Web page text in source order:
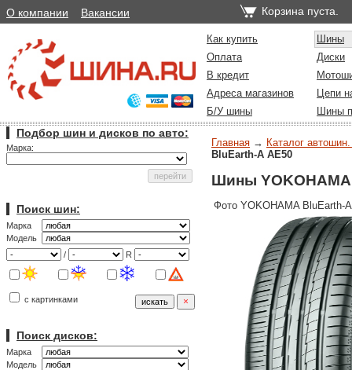
О компании Вакансии Корзина пуста.
Как купить
Шины
Оплата
Диски
В кредит
Адреса магазинов
Цепи
Б/У шины
Шины
Подбор шин и дисков по авто:
Марка:
Поиск шин:
Марка
Модель
/
R
с картинками
Поиск дисков:
Марка
Модель
Главная → Каталог
BluEarth-A AE50
Шины
Фото YOKOHAMA BluEarth-